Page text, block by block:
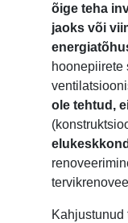
õige teha
jaoks või
hoonepiirete
ole tehtud,
elukeskkond
Kahjustunud